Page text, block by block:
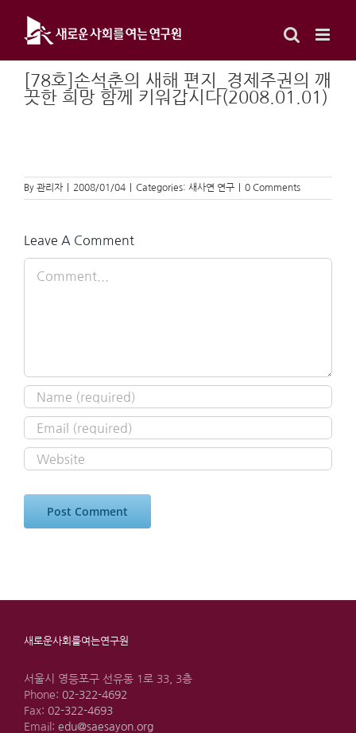
content
[78호]손석춘의 새해 편지_경제주권의 깨
끗한 희망 함께 키워갑시다(2008.01.01)
By 관리자 2008/01/04 Categories: 새사연 연구 0 Comments
Leave A Comment
새로운사회를여는연구원
서울시 영등포구 선유동 1로 33, 3층
Phone: 02-322-4692
Fax: 02-322-4693
Email: edu@saesayon.org